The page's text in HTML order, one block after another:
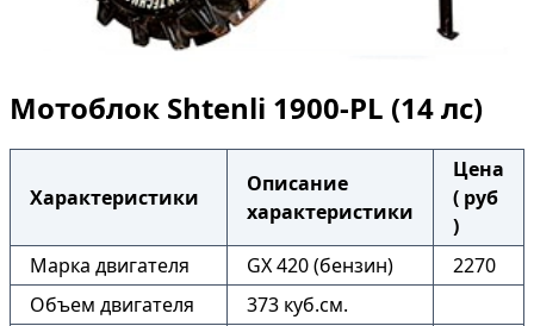
Мотоблок Shtenli 1900-PL (14 лс)
Характеристики
Описание
характеристики
Цена
( руб
)
Марка двигателя
GX 420 (бензин)
2270
Объем двигателя
373 куб.см.